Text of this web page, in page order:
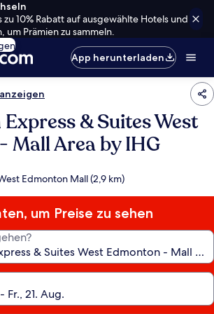
zu 10% Rabatt auf ausgewählte Hotels und
um Prämien zu sammeln.
App herunterladen
& Suites West
Mall Area by IHG
Edmonton Mall (2,9 km)
um Preise zu sehen